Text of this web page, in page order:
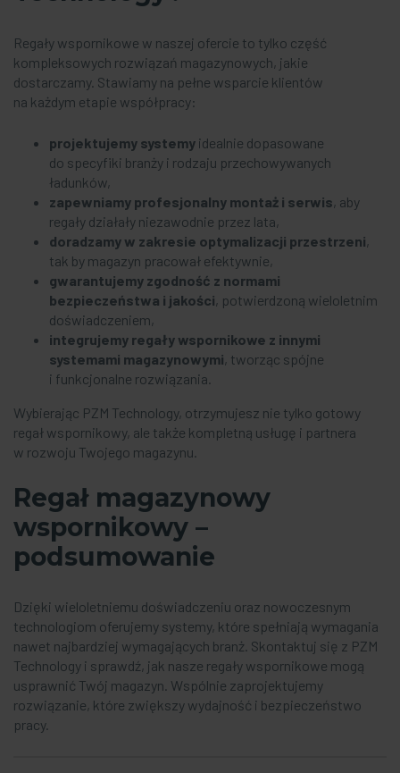
Regały wspornikowe w naszej ofercie to tylko część
kompleksowych rozwiązań magazynowych, jakie
dostarczamy. Stawiamy na pełne wsparcie klientów
na każdym etapie współpracy:
projektujemy systemy idealnie dopasowane
do specyfiki branży i rodzaju przechowywanych
ładunków,
zapewniamy profesjonalny montaż i serwis, aby
regały działały niezawodnie przez lata,
doradzamy w zakresie optymalizacji przestrzeni,
tak by magazyn pracował efektywnie,
gwarantujemy zgodność z normami
bezpieczeństwa i jakości, potwierdzoną wieloletnim
doświadczeniem,
integrujemy regały wspornikowe z innymi
systemami magazynowymi, tworząc spójne
i funkcjonalne rozwiązania.
Wybierając PZM Technology, otrzymujesz nie tylko gotowy
regał wspornikowy, ale także kompletną usługę i partnera
w rozwoju Twojego magazynu.
Regał magazynowy
wspornikowy –
podsumowanie
Dzięki wieloletniemu doświadczeniu oraz nowoczesnym
technologiom oferujemy systemy, które spełniają wymagania
nawet najbardziej wymagających branż. Skontaktuj się z PZM
Technology i sprawdź, jak nasze regały wspornikowe mogą
usprawnić Twój magazyn. Wspólnie zaprojektujemy
rozwiązanie, które zwiększy wydajność i bezpieczeństwo
pracy.